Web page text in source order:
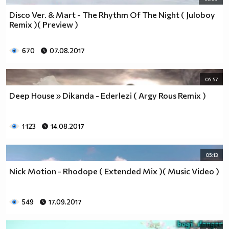
независимо дали хората са от един и същи пол.
Любовта е Любов!
Аниме и музика всеки ден :P :D
Disco Ver. & Mart - The Rhythm Of The Night ( Juloboy
Remix )( Preview )
670 07.08.2017
05:57
Deep House » Dikanda - Ederlezi ( Argy Rous Remix )
1 123 14.08.2017
05:13
Nick Motion - Rhodope ( Extended Mix )( Music Video )
549 17.09.2017